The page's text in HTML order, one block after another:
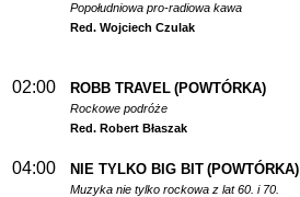
Popołudniowa pro-radiowa kawa
Red. Wojciech Czulak
02:00 ROBB TRAVEL (POWTÓRKA)
Rockowe podróże
Red. Robert Błaszak
04:00 NIE TYLKO BIG BIT (POWTÓRKA)
Muzyka nie tylko rockowa z lat 60. i 70.